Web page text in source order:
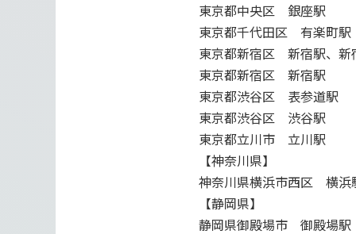
東京都中央区 銀座駅
東京都千代田区 有楽町駅
東京都新宿区 新宿駅、新
東京都新宿区 新宿駅
東京都渋谷区 表参道駅
東京都渋谷区 渋谷駅
東京都立川市 立川駅
【神奈川県】
神奈川県横浜市西区 横浜
【静岡県】
静岡県御殿場市 御殿場駅